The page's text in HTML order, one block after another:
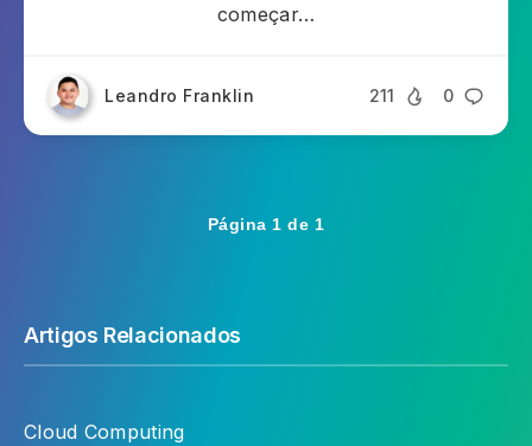
começar…
Leandro Franklin 0
211
Página 1 de 1
Artigos Relacionados
Cloud Computing